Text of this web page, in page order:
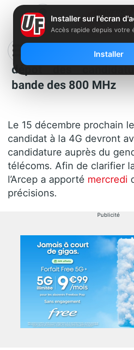
4G : Précision de
dépot des
bande des 800 MHz
Le 15 décembre prochain
candidat à la 4G devront
candidature auprès du
télécoms. Afin de clarifier
l’Arcep a apporté mercredi
précisions.
Publicité
Installer sur l'écran
Accès rapide depuis votre
Installer